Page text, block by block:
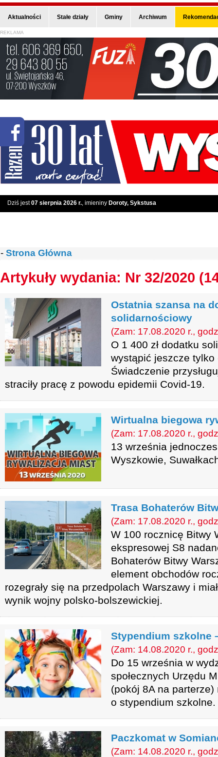
Aktualności Stałe działy Gminy Archiwum
REKLAMA
Dziś jest07 sierpnia 2026 r., imieniny Doroty, Sykstusa
- Strona Główna
Artykuły wydania: Nr 32/2020
Ostatnia szansa na
solidarnościowy
(Zam: 17.08.2020 r.,
O 1 400 zł dodatku
wystąpić jeszcze
Świadczenie
straciły pracę z powodu epidemii Covid-19.
Wirtualna biegowa
(Zam: 17.08.2020 r.,
13 września
Wyszkowie,
Trasa Bohaterów
(Zam: 17.08.2020 r.,
W 100 rocznicę Bitwy
ekspresowej S8
Bohaterów Bitwy
element obchodów
rozegrały się na przedpolach Warszawy i
wynik wojny polsko-bolszewickiej.
Stypendium szkolne
(Zam: 14.08.2020 r.,
Do 15 września w
społecznych Urzędu
(pokój 8A na parterze)
o stypendium szkolne.
Paczkomat w
(Zam: 14.08.2020 r.,